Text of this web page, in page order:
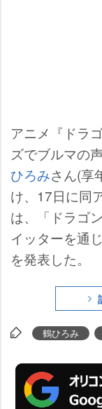
アニメ『ドラ
ズでブルマの
ひろみさん(享
け、17日に同
は、「ドラゴ
イッターを通
を発表した。
鶴ひろみ